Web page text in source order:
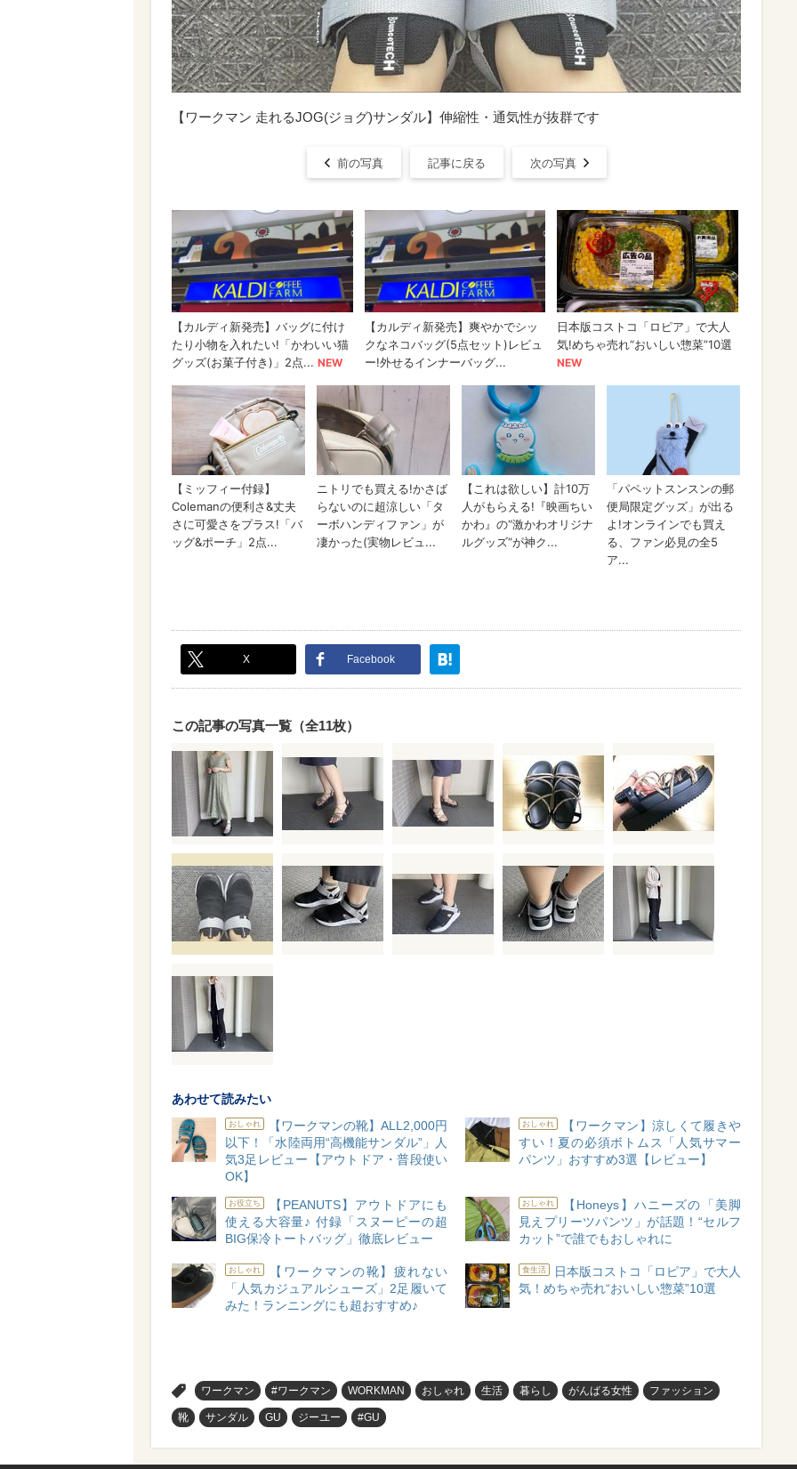
【ワークマン 走れるJOG(ジョグ)サンダル】伸縮性・通気性が抜群です
前の写真 記事に戻る 次の写真
X Facebook
この記事の写真一覧（全11枚）
あわせて読みたい
おしゃれ
【ワークマンの靴】ALL2,000円
以下！「水陸両用“高機能サンダル”」人
気3足レビュー【アウトドア・普段使い
OK】
おしゃれ
【ワークマン】涼しくて履きや
すい！夏の必須ボトムス「人気サマー
パンツ」おすすめ3選【レビュー】
お役立ち
【PEANUTS】アウトドアにも
使える大容量♪ 付録「スヌーピーの超
BIG保冷トートバッグ」徹底レビュー
おしゃれ
【Honeys】ハニーズの「美脚
見えプリーツパンツ」が話題！“セルフ
カット”で誰でもおしゃれに
おしゃれ
【ワークマンの靴】疲れない
「人気カジュアルシューズ」2足履いて
みた！ランニングにも超おすすめ♪
食生活
日本版コストコ「ロピア」で大人
気！めちゃ売れ“おいしい惣菜”10選
ワークマン #ワークマン WORKMAN おしゃれ 生活 暮らし がんばる女性 ファッション
靴 サンダル GU ジーユー #GU